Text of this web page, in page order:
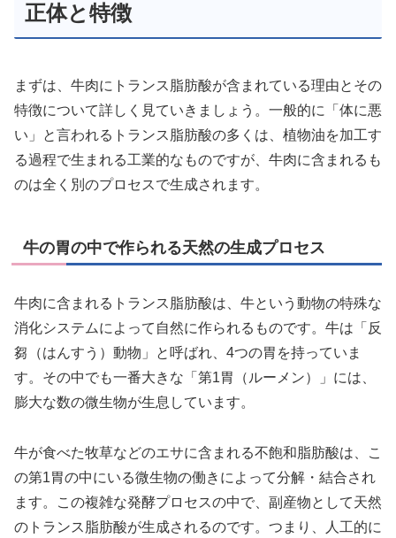
正体と特徴
まずは、牛肉にトランス脂肪酸が含まれている理由とその
特徴について詳しく見ていきましょう。一般的に「体に悪
い」と言われるトランス脂肪酸の多くは、植物油を加工す
る過程で生まれる工業的なものですが、牛肉に含まれるも
のは全く別のプロセスで生成されます。
牛の胃の中で作られる天然の生成プロセス
牛肉に含まれるトランス脂肪酸は、牛という動物の特殊な
消化システムによって自然に作られるものです。牛は「反
芻（はんすう）動物」と呼ばれ、4つの胃を持っていま
す。その中でも一番大きな「第1胃（ルーメン）」には、
膨大な数の微生物が生息しています。
牛が食べた牧草などのエサに含まれる不飽和脂肪酸は、こ
の第1胃の中にいる微生物の働きによって分解・結合され
ます。この複雑な発酵プロセスの中で、副産物として天然
のトランス脂肪酸が生成されるのです。つまり、人工的に